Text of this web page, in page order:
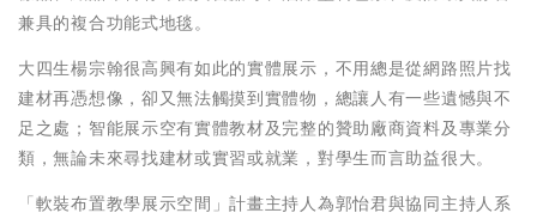
兼具的複合功能式地毯。
大四生楊宗翰很高興有如此的實體展示，不用總是從網路照片找
建材再憑想像，卻又無法觸摸到實體物，總讓人有一些遺憾與不
足之處；智能展示空有實體教材及完整的贊助廠商資料及專業分
類，無論未來尋找建材或實習或就業，對學生而言助益很大。
「軟裝布置教學展示空間」計畫主持人為郭怡君與協同主持人系